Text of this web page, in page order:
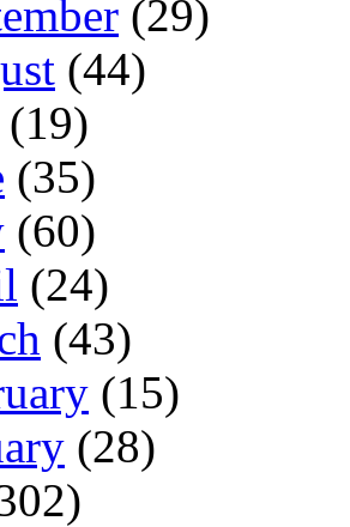
(29)
(44)
(19)
(35)
(60)
(24)
(43)
(15)
(28)